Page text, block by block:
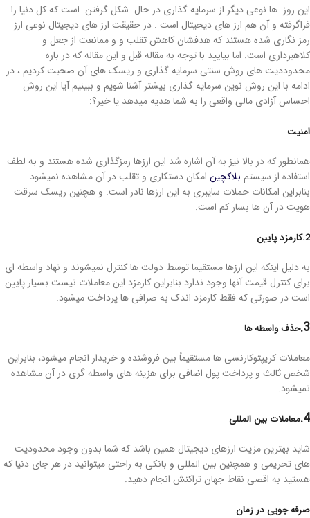
این روز ها نوعی دیگر از سرمایه گذاری در حال شکل گرفتن است که کل دنیا را
فراگرفته و آن هم ارز های دیحیتال است . در حقیقت ارز های دیجیتال نوعی ارز
رمز نگاری شده هستند که هدفشان کاهش تقلب و و ممانعت از جعل و
کلاهبرداری است. اما بیایید با توجه به مقاله قبل و این مقاله که در باره
محدوددیت های روش سنتی سرمایه گذاری و ریسک های آن صحبت کردیم ، در
ادامه با این روش نوین سرمایه گذاری بیشتر آشنا شویم و ببینیم آیا این روش
احساس آزادی مالی واقعی را به شما هدیه میدهد یا خیر؟:
امنیت
همانطور که در بالا نیز به آن اشاره شد این ارزها رمزگذاری شده هستند و به لطف
استفاده از سیستم بلاکچین امکان دستکاری و تقلب در آن مشاهده نمیشود
بنابراین امکانات حملات سایبری به این ارزها نادر است. و هچنین ریسک سرقت
هویت در آن ها بسار کم است.
2.کارمزد پایین
به دلیل اینکه این ارزها مستقیما توسط دولت ها کنترل نمیشوند و نهاد واسطه ای
برای کنترل قیمت آنها وجود ندارد بنابراین کارمزد این معاملات نیست بسیار پایین
است در صورتی که فقط کارمزد اندک به صرافی ها پرداخت میشود.
3. حذف واسطه ها
معاملات کریپتوکارنسی ها مستقیماً بین فروشنده و خریدار انجام میشود، بنابراین
شخص ثالث و پرداخت پول اضافی برای هزینه های واسطه گری در آن مشاهده
نمیشود.
4. معاملات بین المللی
شاید بهترین مزیت ارزهای دیجیتال همین باشد که شما بدون وجود محدودیت
های تحریمی و همچنین بین المللی و بانکی به راحتی میتوانید در هر جای دنیا که
هستید به اقصی نقاط جهان تراکنش انجام دهید.
صرفه جویی در زمان